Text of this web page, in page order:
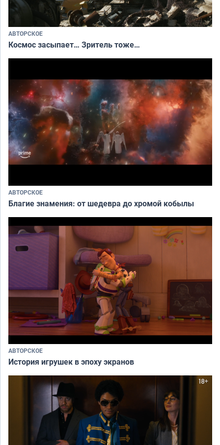
АВТОРСКОЕ
Космос засыпает… Зритель тоже…
АВТОРСКОЕ
Благие знамения: от шедевра до хромой кобылы
АВТОРСКОЕ
История игрушек в эпоху экранов